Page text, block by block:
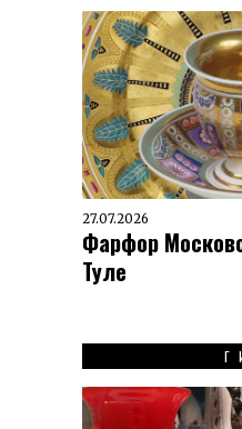
27.07.2026
Фарфор
Туле